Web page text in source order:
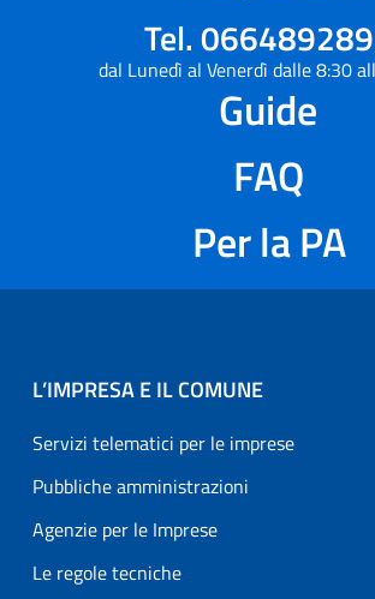
Tel.
dal Lunedì al Venerdì dalle 8:30
Guide
FAQ
Per la PA
L’IMPRESA E IL COMUNE
Servizi telematici per le imprese
Pubbliche amministrazioni
Agenzie per le Imprese
Le regole tecniche